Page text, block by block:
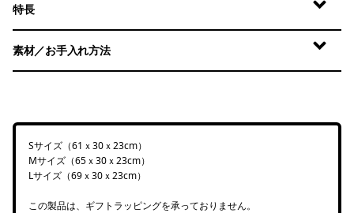
特長
素材／お手入れ方法
Sサイズ（61ｘ30ｘ23cm）
Mサイズ（65ｘ30ｘ23cm）
Lサイズ（69ｘ30ｘ23cm）
この製品は、ギフトラッピングを承っておりません。